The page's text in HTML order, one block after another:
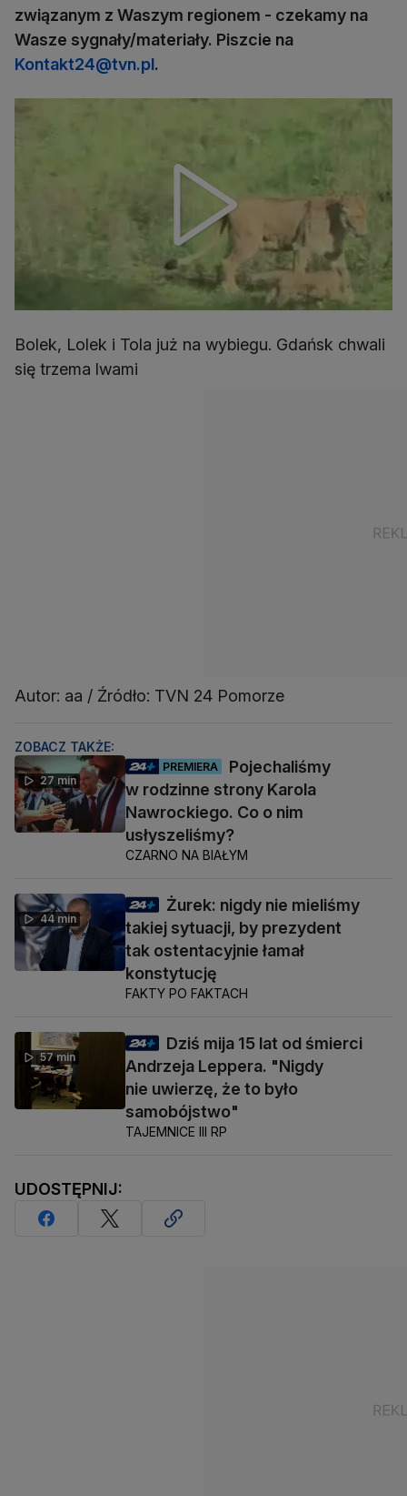
związanym z Waszym regionem - czekamy na
Wasze sygnały/materiały. Piszcie na
Kontakt24@tvn.pl.
Bolek, Lolek i Tola już na wybiegu. Gdańsk chwali
się trzema lwami
Autor: aa / Źródło: TVN 24 Pomorze
ZOBACZ TAKŻE:
27 min
PREMIERA
Pojechaliśmy
w rodzinne strony Karola
Nawrockiego. Co o nim
usłyszeliśmy?
CZARNO NA BIAŁYM
44 min
Żurek: nigdy nie mieliśmy
takiej sytuacji, by prezydent
tak ostentacyjnie łamał
konstytucję
FAKTY PO FAKTACH
57 min
Dziś mija 15 lat od śmierci
Andrzeja Leppera. "Nigdy
nie uwierzę, że to było
samobójstwo"
TAJEMNICE III RP
UDOSTĘPNIJ: